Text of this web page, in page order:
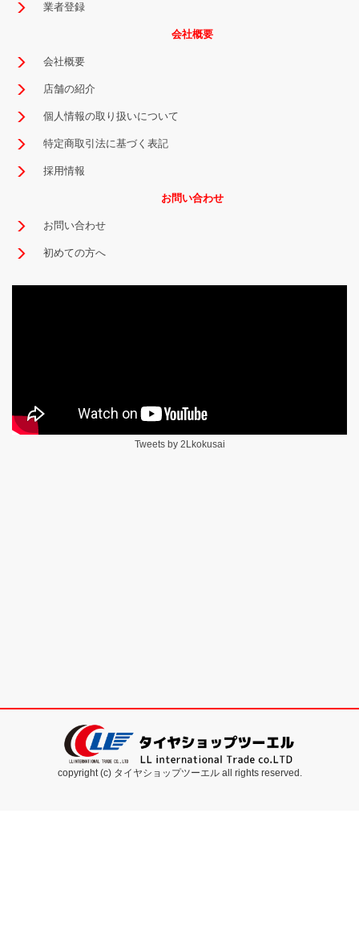
業者登録
会社概要
会社概要
店舗の紹介
個人情報の取り扱いについて
特定商取引法に基づく表記
採用情報
お問い合わせ
お問い合わせ
初めての方へ
Tweets by 2Lkokusai
copyright (c) タイヤショップツーエル all rights reserved.